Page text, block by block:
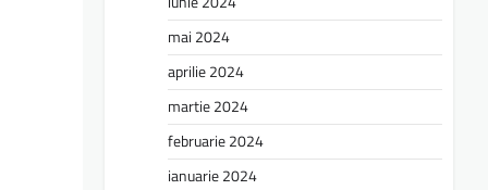
mai 2024
aprilie 2024
martie 2024
februarie 2024
ianuarie 2024